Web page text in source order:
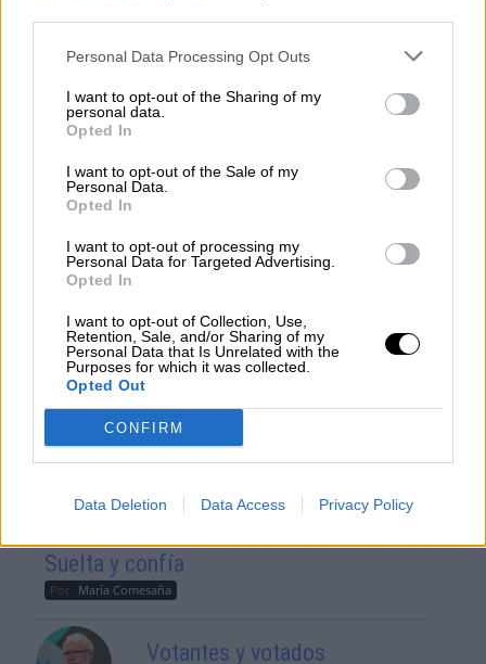
Personal Data Processing Opt Outs
I want to opt-out of the Sharing of my
personal data.
Opted In
I want to opt-out of the Sale of my
Personal Data.
Opted In
I want to opt-out of processing my
Personal Data for Targeted Advertising.
Opted In
I want to opt-out of Collection, Use,
Retention, Sale, and/or Sharing of my
Personal Data that Is Unrelated with the
Purposes for which it was collected.
Opted Out
CONFIRM
Data Deletion Data Access Privacy Policy
manifiesto la reconciliación entre los
socios del Gobierno tras el Debate
sobre el estado de la nación
OPINIONES DIVERSAS
¿La ciudadanía de Occidente
es consciente del riesgo de
una tercera guerra mundial?
Geopolítica de Crisis
Suelta y confía
Por María Comesaña
Votantes y votados